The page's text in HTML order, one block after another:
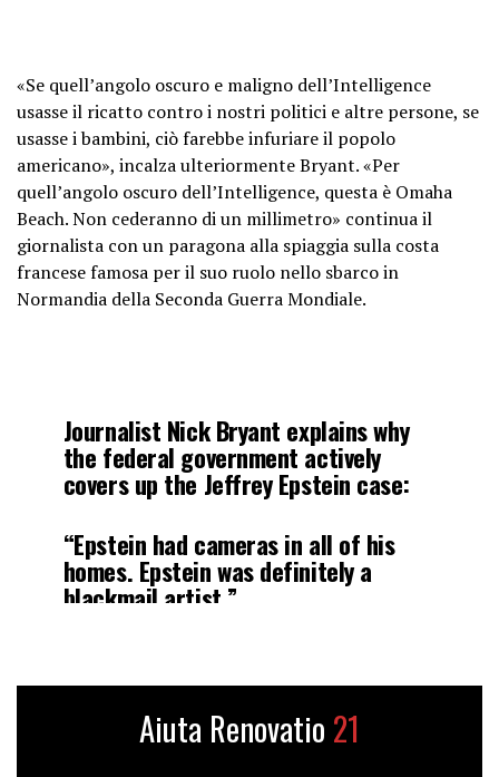
«Se quell’angolo oscuro e maligno dell’Intelligence
usasse il ricatto contro i nostri politici e altre persone, se
usasse i bambini, ciò farebbe infuriare il popolo
americano», incalza ulteriormente Bryant. «Per
quell’angolo oscuro dell’Intelligence, questa è Omaha
Beach. Non cederanno di un millimetro» continua il
giornalista con un paragona alla spiaggia sulla costa
francese famosa per il suo ruolo nello sbarco in
Normandia della Seconda Guerra Mondiale.
Journalist Nick Bryant explains why
the federal government actively
covers up the Jeffrey Epstein case:
“Epstein had cameras in all of his
homes. Epstein was definitely a
blackmail artist.”
that that does not come out. A huge
part of our…
pic.twitter.com/5cyMe2EAHp
Aiuta Renovatio 21